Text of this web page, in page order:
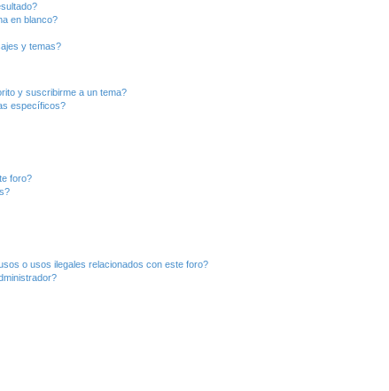
en blanco?
y temas?
y suscribirme a un tema?
específicos?
foro?
o usos ilegales relacionados con este foro?